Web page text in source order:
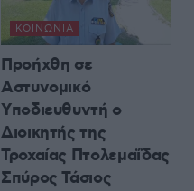
ΚΟΙΝΩΝΊΑ
Προήχθη σε
Αστυνομικό
Υποδιευθυντή ο
Διοικητής της
Τροχαίας Πτολεμαΐδας
Σπύρος Τάσιος